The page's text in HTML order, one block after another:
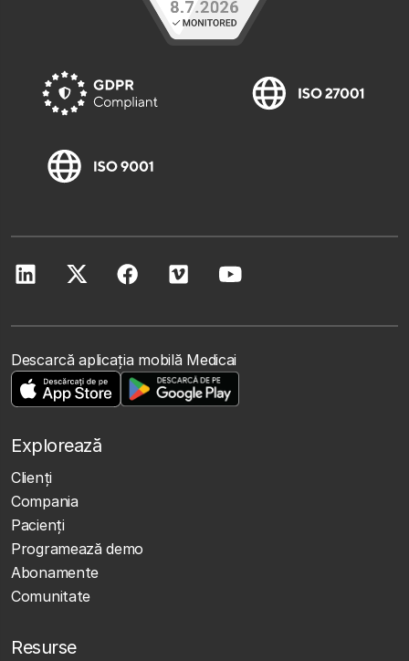
Descarcă aplicația mobilă Medicai
Explorează
Clienţi
Compania
Pacienți
Programează demo
Abonamente
Comunitate
Resurse